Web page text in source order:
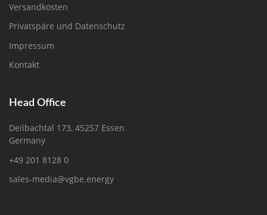
Versandkosten
Privatspäre und Datenschutz
Impressum
Kontakt
Head Office
Deilbachtal 173, 45257 Essen
Germany
+49 201 8128 0
sales-media@vgbe.energy